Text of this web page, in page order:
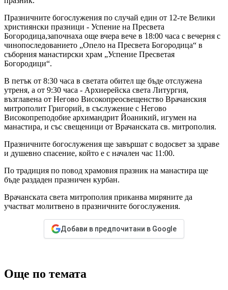
Празничните богослужения по случай един от 12-те Велики
християнски празници - Успение на Пресвета
Богородица,започнаха още вчера вече в 18:00 часа с вечерня с
чинопоследованието „Опело на Пресвета Богородица“ в
съборния манастирски храм „Успение Пресветая
Богородици“.
В петък от 8:30 часа в светата обител ще бъде отслужена
утреня, а от 9:30 часа - Архиерейска света Литургия,
възглавена от Негово Високопреосвещенство Врачанския
митрополит Григорий, в съслужение с Негово
Високопреподобие архимандрит Йоаникий, игумен на
манастира, и със свещеници от Врачанската св. митрополия.
Празничните богослужения ще завършат с водосвет за здраве
и душевно спасение, който е с начален час 11:00.
По традиция по повод храмовия празник на манастира ще
бъде раздаден празничен курбан.
Врачанската света митрополия приканва миряните да
участват молитвено в празничните богослужения.
Добави в предпочитани в Google
Още по темата